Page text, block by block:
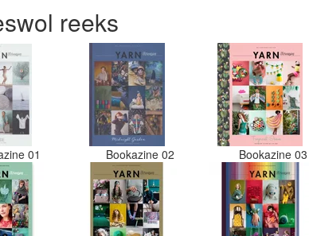
reeks
01 Bookazine 02 Bookazine 03